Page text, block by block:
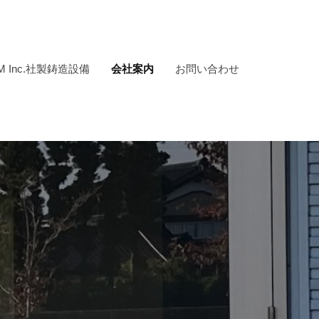
Inc.社製鋳造設備 会社案内 お問い合わせ